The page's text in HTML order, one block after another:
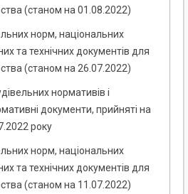
(станом на 01.08.2022)
норм, національних
та технічних документів для
(станом на 26.07.2022)
нормативів і
документи, прийняті на
року
норм, національних
та технічних документів для
(станом на 11.07.2022)